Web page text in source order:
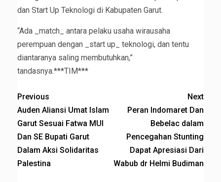
dan Start Up Teknologi di Kabupaten Garut.
“Ada _match_ antara pelaku usaha wirausaha
perempuan dengan _start up_ teknologi, dan tentu
diantaranya saling membutuhkan,”
tandasnya.***TIM***
Previous
Auden Aliansi Umat Islam
Garut Sesuai Fatwa MUI
Dan SE Bupati Garut
Dalam Aksi Solidaritas
Palestina
Next
Peran Indomaret Dan
Bebelac dalam
Pencegahan Stunting
Dapat Apresiasi Dari
Wabub dr Helmi Budiman